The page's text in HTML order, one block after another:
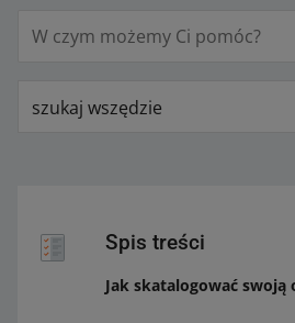
szukaj wszędzie
Spis treści
Jak skatalogować swoją